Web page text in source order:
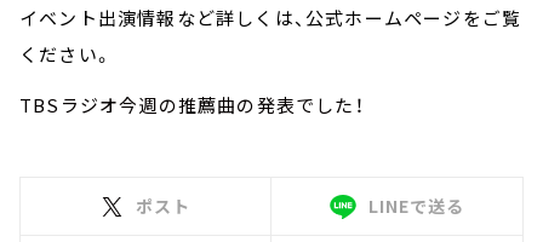
イベント出演情報など詳しくは、公式ホームページをご覧
ください。
TBSラジオ今週の推薦曲の発表でした！
ポスト LINEで送る